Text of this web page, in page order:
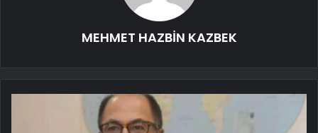
MEHMET HAZBİN KAZBEK